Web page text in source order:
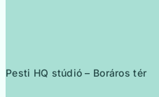
Pesti HQ stúdió – Boráros tér